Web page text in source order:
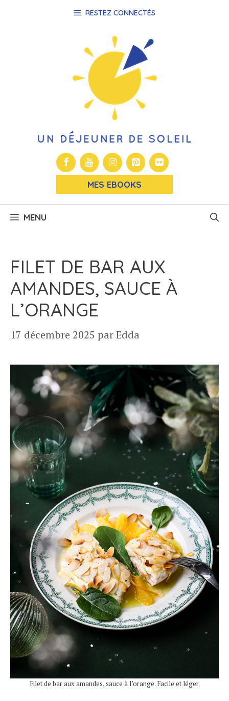
RESTEZ CONNECTÉS
MES EBOOKS
MENU
FILET DE BAR AUX
AMANDES, SAUCE À
L’ORANGE
17 décembre 2025 parEdda
Filet de bar aux amandes, sauce à l’orange. Facile et léger.